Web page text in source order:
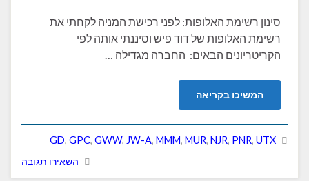
האלופות: לפני רכישת המניה לקחתי את
של דוד פיש וסיננתי אותה לפי
הבאים: החברה מגדילה …
בקריאה
GD, GPC,GWW, JW-A ,MMM,MUR,NJR,
השאירו תגובה